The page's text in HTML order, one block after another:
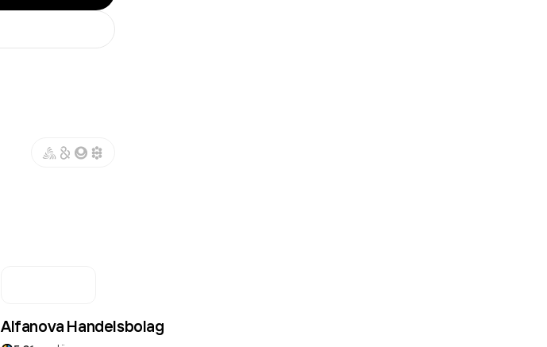
Alfanova Handelsbolag